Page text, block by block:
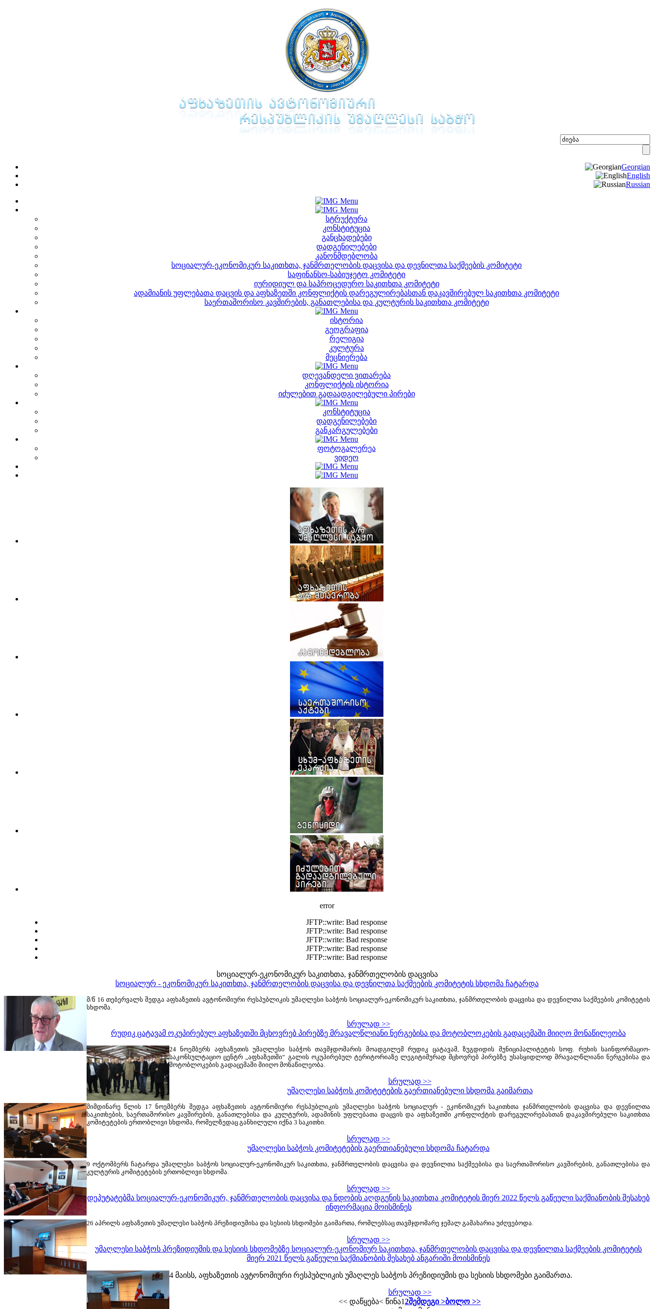
Georgian
English
Russian
სტრუქტურა
კონსტიტუცია
განცხადებები
დადგენილებები
კანონმდებლობა
სოციალურ-ეკონომიკურ საკითხთა, ჯანმრთელობის დაცვისა და დევნილთა საქმეების კომიტეტი
საფინანსო-საბიუჯეტო კომიტეტი
იურიდიულ და საპროცედურო საკითხთა კომიტეტი
ადამიანის უფლებათა დაცვის და აფხაზეთში კონფლიქტის დარეგულირებასთან დაკავშირებულ საკითხთა კომიტეტი
საერთაშორისო კავშირების, განათლებისა და კულტურის საკითხთა კომიტეტი
ისტორია
გეოგრაფია
რელიგია
კულტურა
მეცნიერება
დღევანდელი ვითარება
კონფლიქტის ისტორია
იძულებით გადაადგილებული პირები
კონსტიტუცია
დადგენილებები
განკარგულებები
ფოტოგალერეა
ვიდეო
error
JFTP::write: Bad response
JFTP::write: Bad response
JFTP::write: Bad response
JFTP::write: Bad response
JFTP::write: Bad response
სოციალურ-ეკონომიკურ საკითხთა, ჯანმრთელობის დაცვისა
სოციალურ - ეკონომიკურ საკითხთა, ჯანმრთელობის დაცვისა და დევნილთა საქმეების კომიტეტის სხდომა ჩატარდა
მ/წ 16 თებერვალს შედგა აფხაზეთის ავტონომიური რესპუბლიკის უმაღლესი საბჭოს სოციალურ-ეკონომიკურ საკითხთა, ჯანმრთელობის დაცვისა და დევნილთა საქმეების კომიტეტის
სხდომა.
სრულად >>
რუდიკ ცატავამ ოკუპირებულ აფხაზეთში მცხოვრებ პირებზე მრავალწლიანი ნერგებისა და მოტობლოკების გადაცემაში მიიღო მონაწილეობა
24 ნოემბერს აფხაზეთის უმაღლესი საბჭოს თავმჯდომარის მოადგილემ რუდიკ ცატავამ, ზუგდიდის მუნიციპალიტეტის სოფ. რუხის საინფორმაციო-
საკონსულტაციო ცენტრ „აფხაზეთში“ გალის ოკუპირებულ ტერიტორიაზე ლეგიტიმურად მცხოვრებ პირებზე უსასყიდლოდ მრავალწლიანი ნერგებისა და
მოტობლოკების გადაცემაში მიიღო მონაწილეობა.
სრულად >>
უმაღლესი საბჭოს კომიტეტების გაერთიანებული სხდომა გაიმართა
მიმდინარე წლის 17 ნოემბერს შედგა აფხაზეთის ავტონომიური რესპუბლიკის უმაღლესი საბჭოს სოციალურ - ეკონომიკურ საკითხთა ჯანმრთელობის დაცვისა და დევნილთა
საკითხების, საერთაშორისო კავშირების, განათლებისა და კულტურის, ადამინის უფლებათა დაცვის და აფხაზეთში კონფლიქტის დარეგულირებასთან დაკავშირებული საკითხთა
კომიტეტების ერთობლივი სხდომა, რომელზედაც განხილული იქნა 3 საკითხი.
სრულად >>
უმაღლესი საბჭოს კომიტეტების გაერთიანებული სხდომა ჩატარდა
9 ოქტომბერს ჩატარდა უმაღლესი საბჭოს სოციალურ-ეკონომიკურ საკითხთა, ჯანმრთელობის დაცვისა და დევნილთა საქმეებისა და საერთაშორისო კავშირების, განათლებისა და
კულტურის კომიტეტების ერთობლივი სხდომა.
სრულად >>
დეპუტატებმა სოციალურ-ეკონომიკურ, ჯანმრთელობის დაცვისა და ნდობის აღდგენის საკითხთა კომიტეტის მიერ 2022 წელს გაწეული საქმიანობის შესახებ
ინფორმაცია მოისმინეს
26 აპრილს აფხაზეთის უმაღლესი საბჭოს პრეზიდიუმისა და სესიის სხდომები გაიმართა, რომლებსაც თავმჯდომარე ჯემალ გამახარია უძღვებოდა.
სრულად >>
უმაღლესი საბჭოს პრეზიდიუმის და სესიის სხდომებზე სოციალურ-ეკონომიურ საკითხთა, ჯანმრთელობის დაცვისა და დევნილთა საქმეების კომიტეტის
მიერ 2021 წელს გაწეული საქმიანობის შესახებ ანგარიში მოისმინეს
4 მაისს, აფხაზეთის ავტონომიური რესპუბლიკის უმაღლეს საბჭოს პრეზიდიუმის და სესიის სხდომები გაიმართა.
სრულად >>
<< დაწყება< წინა12შემდეგი >ბოლო >>